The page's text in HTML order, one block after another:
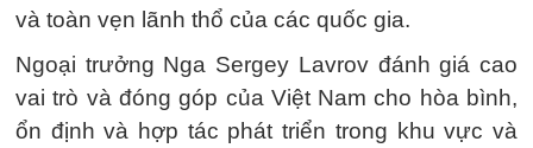
và toàn vẹn lãnh thổ của các quốc gia.
Ngoại trưởng Nga Sergey Lavrov đánh giá cao
vai trò và đóng góp của Việt Nam cho hòa bình,
ổn định và hợp tác phát triển trong khu vực và